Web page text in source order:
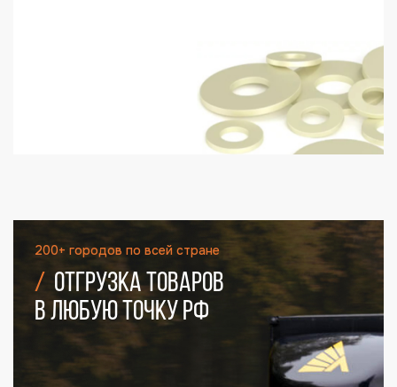
200+ городов по всей стране
Отгрузка товаров
в любую точку РФ